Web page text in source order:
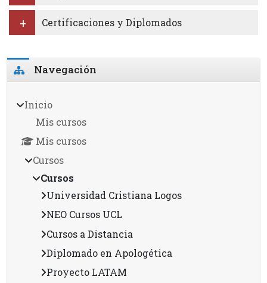
Certificaciones y Diplomados
Bloques
Omitir Navegación
Navegación
Inicio
Mis cursos
Mis cursos
Cursos
Cursos
Universidad Cristiana Logos
NEO Cursos UCL
Cursos a Distancia
Diplomado en Apologética
Proyecto LATAM